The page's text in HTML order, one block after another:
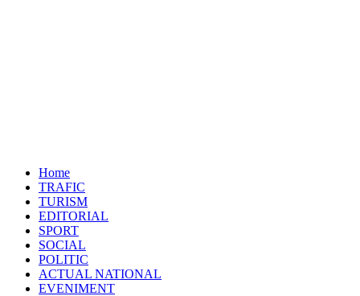
Home
TRAFIC
TURISM
EDITORIAL
SPORT
SOCIAL
POLITIC
ACTUAL NATIONAL
EVENIMENT